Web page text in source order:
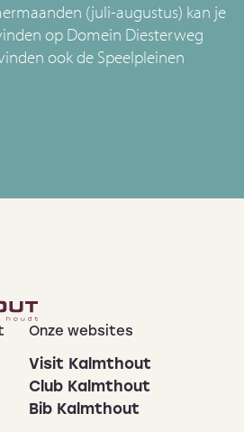
(juli-augustus) kan je
op Domein Diesterweg
ook de Speelpleinen
Onze websites
Visit Kalmthout
Club Kalmthout
Bib Kalmthout